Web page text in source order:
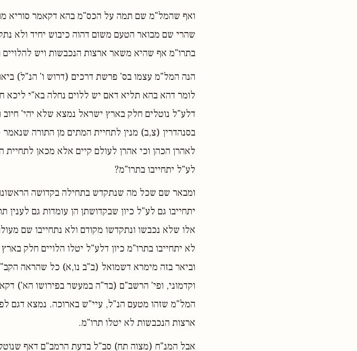
ואף שהמל"מ שם תמה על הכס"מ בהא דקאמר סוריא
שהרי שם מבואר הטעם משום דהוה כיבוש יחיד ולא
בתרו"מ אף שהיא משאר ארצות הנכבשות ויש
הנה המל"מ עצמו בס' פרשת דרכים (דרוש ו' הנ"ל)
לומר דהא בהא תליא דאם יש ללוים נחלה בא"י ליכא
דלע"ל נוטלים חלק בארץ ישראל נמצא שלא יהי'
בסנהדרין (צ,ב) מנין לתחיית המתים מן התורה
לאהרן הכהן וכי אהרן לעולם קיים אלא מכאן
לע"ל יתחייבו בתרו"מ?
ומבאר שם שכל מה שנתקדש בתחילה בקדושה
יתחייבו גם לע"ל כיון שבקדושתן הן עומדות גם לענין
אלו שלא נכבשו ונתקדשו מקודם ולא נתחייבו שם
לא יתחייבו בתרו"מ כיון דלע"ל יטלו הלויים חלק
וביאר בזה מימרא דשמואל (ב"ב נו,א) כל שהראה
וקדמוני, ופי' הרשב"ם (בד"ה במעשר בפירושו הא')
המל"מ שזהו מטעם הנ"ל, עיי"ש בארוכה. נמצא דגם
ארצות הנכבשות לא יטלו תרו"מ.
אבל המנ"ח (מצוה תח) סב"ל בדעת הרמב"ם דאף